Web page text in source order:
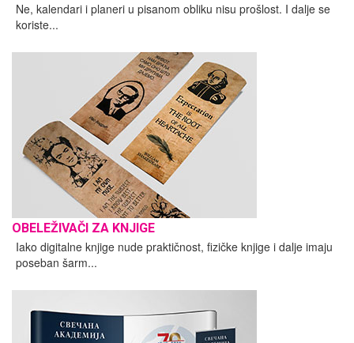
Ne, kalendari i planeri u pisanom obliku nisu prošlost. I dalje se
koriste...
OBELEŽIVAČI ZA KNJIGE
Iako digitalne knjige nude praktičnost, fizičke knjige i dalje imaju
poseban šarm...